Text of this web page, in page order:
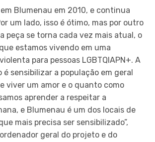
Blumenau em 2010, e continua
um lado, isso é ótimo, mas por outro
peça se torna cada vez mais atual, o
estamos vivendo em uma
para pessoas LGBTQIAPN+. A
é sensibilizar a população em geral
viver um amor e o quanto como
aprender a respeitar a
e Blumenau é um dos locais de
mais precisa ser sensibilizado”,
geral do projeto e do